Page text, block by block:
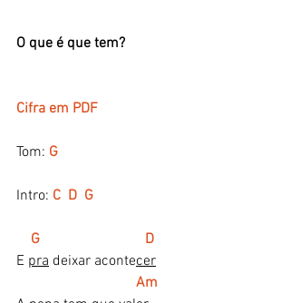
O que é que tem?
Cifra em PDF ​​
Tom: G
Intro: C  D  G
  G                             D
E pra deixar acontecer
Am